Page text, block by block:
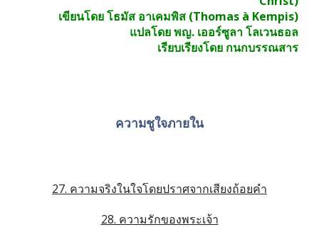
เขียนโดย โธมัส อาเคมพิส (Thomas à Kempis)
แปลโดย พญ. เออร์ซูลา โลเวนธอล
เรียบเรียงโดย กนกบรรณสาร
ความชูใจภายใน
27. ความจริงในใจโดยปราศจากเสียงถ้อยคำ
28. ความรักของพระเจ้า